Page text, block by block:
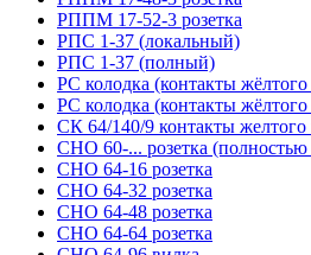
РППМ 17-52-3 розетка
РПС 1-37 (локальный)
РПС 1-37 (полный)
РС колодка (контакты жёлтого
РС колодка (контакты жёлтого
СК 64/140/9 контакты
СНО 60-... розетка
СНО 64-16 розетка
СНО 64-32 розетка
СНО 64-48 розетка
СНО 64-64 розетка